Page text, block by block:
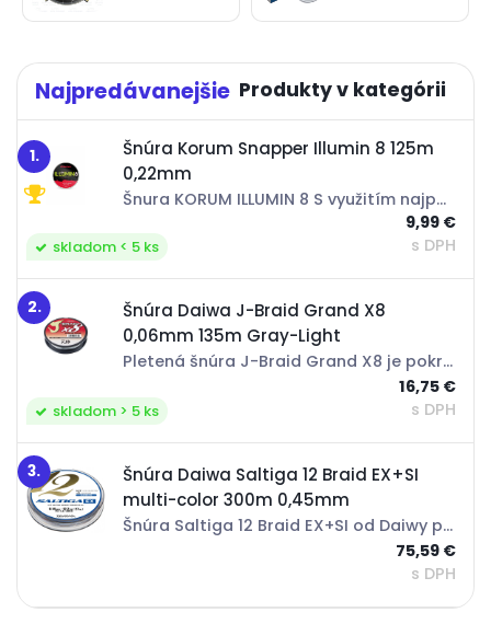
Najpredávanejšie
1.
Šnúra Korum Snapper Illumin 8 125m
0,22mm
skladom < 5 ks
Šnura KORUM ILLUMIN 8 S využitím najpokročilejších PE materiálov a technológií v pletených šnúrach vám prinášame túto neuveriteľnú šnúru Laser 8. Má super hladký povrch, ktorý ticho prechádza očkami. Jeho 8-mi pramenná konštrukcia poskytuje dokonale...
9,99 €
s DPH
2.
Šnúra Daiwa J-Braid Grand X8
0,06mm 135m Gray-Light
skladom > 5 ks
Pletená šnúra J-Braid Grand X8 je pokročilou verziou svetoznámej šnúry J-Braid X8. Ponúka ešte väčšiu odolnosť a spoľahlivosť pri rybolove a zdolávanie vášho úlovku. U novej Grand šnúry sme vylepšili všetky dôležité vlastnosti. Nová J-Braid Grand...
16,75 €
s DPH
3.
Šnúra Daiwa Saltiga 12 Braid EX+SI
multi-color 300m 0,45mm
Šnúra Saltiga 12 Braid EX+SI od Daiwy patrí k tomu najlepšiemu, čo je na súčasnom svetovom trhu dostupné. Táto veľmi kvalitná, pletená šnúra ponúka doposiaľ nepoznaný zážitok z nahadzovania a rybárčenia. Vďaka pevnému splietaniu a silikónovému...
75,59 €
s DPH